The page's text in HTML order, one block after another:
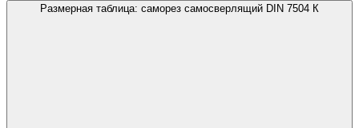
Размерная таблица: саморез самосверлящий DIN 7504 К